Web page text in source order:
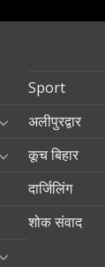
Sport
अलीपुरद्वार
कूच बिहार
दार्जिलिंग
शोक संवाद